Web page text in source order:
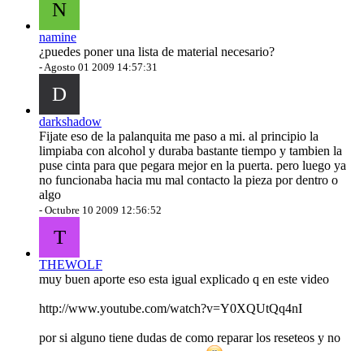
N
namine
¿puedes poner una lista de material necesario?
- Agosto 01 2009 14:57:31
D
darkshadow
Fijate eso de la palanquita me paso a mi. al principio la
limpiaba con alcohol y duraba bastante tiempo y tambien la
puse cinta para que pegara mejor en la puerta. pero luego ya
no funcionaba hacia mu mal contacto la pieza por dentro o
algo
- Octubre 10 2009 12:56:52
T
THEWOLF
muy buen aporte eso esta igual explicado q en este video
http://www.youtube.com/watch?v=Y0XQUtQq4nI
por si alguno tiene dudas de como reparar los reseteos y no